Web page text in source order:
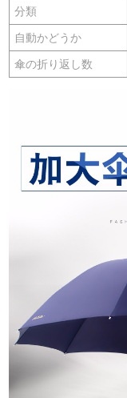
分類
自動かどうか
傘の折り返し数